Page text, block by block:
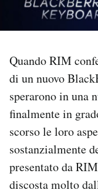
PODCAST
SHOP
CALENDARIO
Quando RIM
di un nuovo
sperarono in una
finalmente in
scorso le loro
sostanzialmente
presentato da
discosta molto